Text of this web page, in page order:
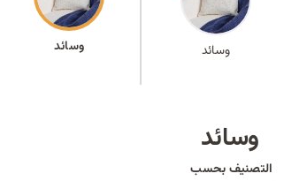
وسائد وسائد
وسائد
التصنيف بحسب